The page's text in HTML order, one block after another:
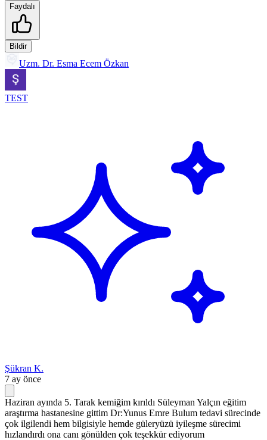
Faydalı
Bildir
Uzm. Dr. Esma Ecem Özkan
TEST
Şükran K.
7 ay önce
Haziran ayında 5. Tarak kemiğim kırıldı Süleyman Yalçın eğitim
araştırma hastanesine gittim Dr:Yunus Emre Bulum tedavi sürecinde
çok ilgilendi hem bilgisiyle hemde güleryüzü iyileşme sürecimi
hızlandırdı ona canı gönülden çok teşekkür ediyorum